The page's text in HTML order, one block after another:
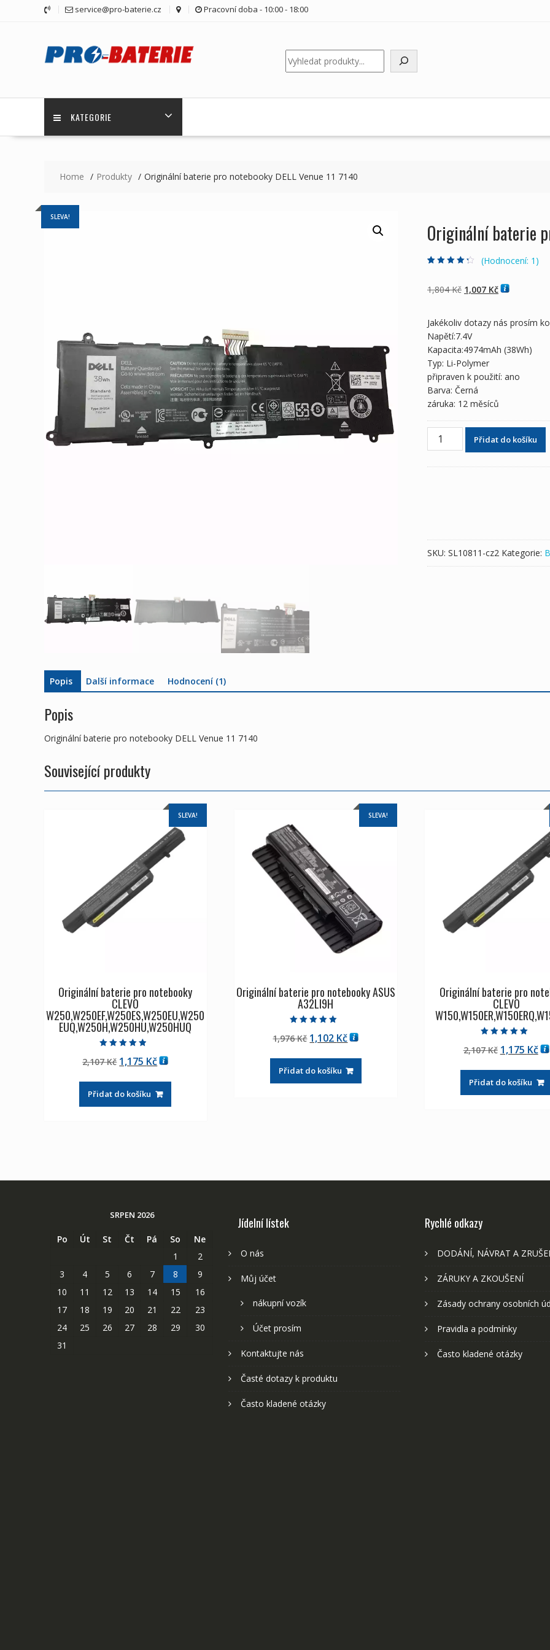
service@pro-baterie.cz Pracovní doba - 10:00 - 18:00
Hledat
KATEGORIE
Home Produkty Originální baterie pro notebooky DELL Venue 11 7140
SLEVA!
Originální baterie
základě
hodnocení
(Hodnocení: 1 )
1,804Kč Původní
1,804 Kč
1,007 KčAktuální
1,007 Kč
Jakékoliv dotazy nás prosím
Napětí:7.4V
Kapacita:4974mAh (38Wh)
Typ: Li-Polymer
připraven k použití: ano
Barva: Černá
záruka: 12 měsíců
Originální
baterie
množství
Přidat do košíku
SKU: SL10811-cz2 Kategorie:
Popis Další informace Hodnocení (1)
Popis
Originální baterie pro notebooky DELL Venue 11 7140
Související produkty
SLEVA!
Originální baterie pro notebooky
CLEVO
W250,W250EF,W250ES,W250EU,W250
EUQ,W250H,W250HU,W250HUQ
4.50
z 5
2,107Kč Původní
byla:
2,107 Kč
1,175 KčAktuální
je:
1,175 Kč
Přidat do košíku
SLEVA!
Originální baterie pro notebooky ASUS
A32LI9H
5.00
z 5
1,976Kč Původní
byla:
1,976 Kč
1,102 KčAktuální
je:
1,102 Kč
Přidat do košíku
Originální baterie pro
CLEVO
5.00
z 5
2,107Kč Původní
byla:
2,107 Kč
1,175 Kč
je:
Přidat do košíku
SRPEN 2026
Po Út St Čt Pá So
Ne
1
2
3
4 5 6 7 8
9
10
11 12 13 14 15
16
17
18 19 20 21 22
23
24
25 26 27 28 29
30
31
Jídelní lístek
O nás
Můj účet
nákupní vozík
Účet prosím
Kontaktujte nás
Časté dotazy k produktu
Často kladené otázky
Rychlé odkazy
DODÁNÍ, NÁVRAT A
ZÁRUKY A ZKOUŠENÍ
Zásady ochrany osobních
Pravidla a podmínky
Často kladené otázky